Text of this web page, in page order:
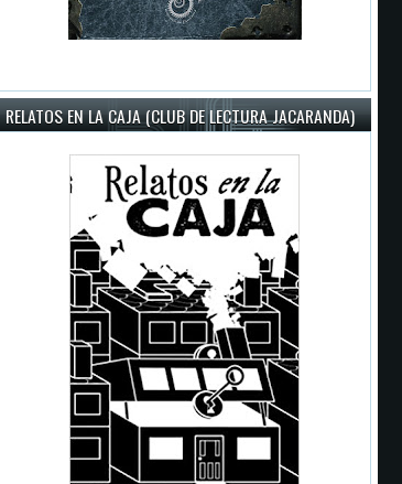
RELATOS EN LA CAJA (CLUB DE LECTURA JACARANDA)